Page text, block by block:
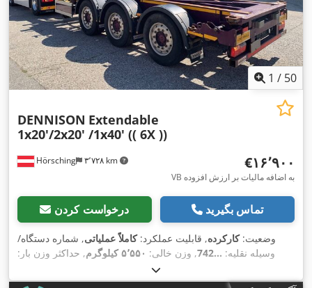
1 / 50
Hörsching ۳٬۷۲۸ km
DENNISON Extendable
1x20'/2x20' /1x40' (( 6X ))
‎€۱۶٬۹۰۰
VB به اضافه مالیات بر ارزش افزوده
درخواست کردن تماس بگیرید
وضعیت:کارکرده, قابلیت عملکرد:کاملاً عملیاتی, شماره دستگاه/
وسیله نقلیه: ...742 , وزن خالی: ۵٬۵۵۰ کیلوگرم
, حداکثر وزن بار:
, وزن کل:۴۲٬۰۰۰ کیلوگرم
محور, بار مجاز محور (محور 1): ۹٬۰۰۰ کیلوگرم
, بار مجاز محور